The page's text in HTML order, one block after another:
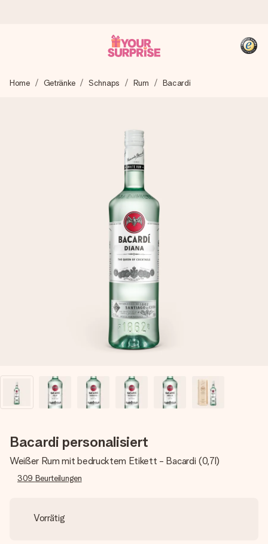
Wir bereiten dein Geschenk sorgfältig vor und schicken es
4,8 (basierend auf +15.000 Bewertungen)
Unsere Geschenke begeistern. Kunden bewerten uns mit
4,8 bei Google Reviews (Gesamtergebnis aller Länder, in
+49 39292 929695
Montag - Freitag : 8:30 - 17:00 Uhr
Samstag - Sonntag : 8:30 - 13:00 Uhr
Home Getränke Schnaps Rum Bacardi
Bacardi personalisiert
Weißer Rum mit bedrucktem Etikett - Bacardi (0,7l)
309 Beurteilungen
Vorrätig